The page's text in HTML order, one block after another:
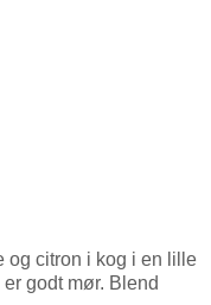
og citron i kog i en lille
godt mør. Blend